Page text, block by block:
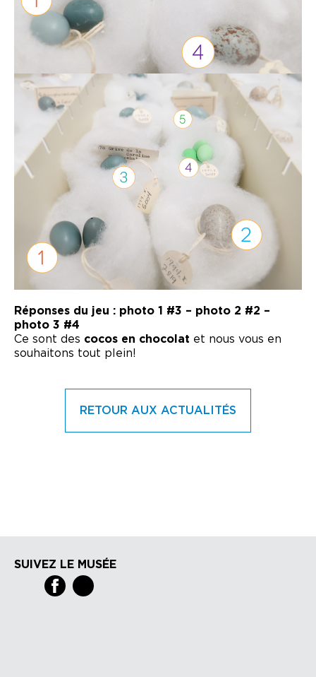
Réponses du jeu : photo 1 #3 – photo 2 #2 –
photo 3 #4
Ce sont des cocos en chocolat et nous vous en
souhaitons tout plein!
RETOUR AUX ACTUALITÉS
SUIVEZ LE MUSÉE